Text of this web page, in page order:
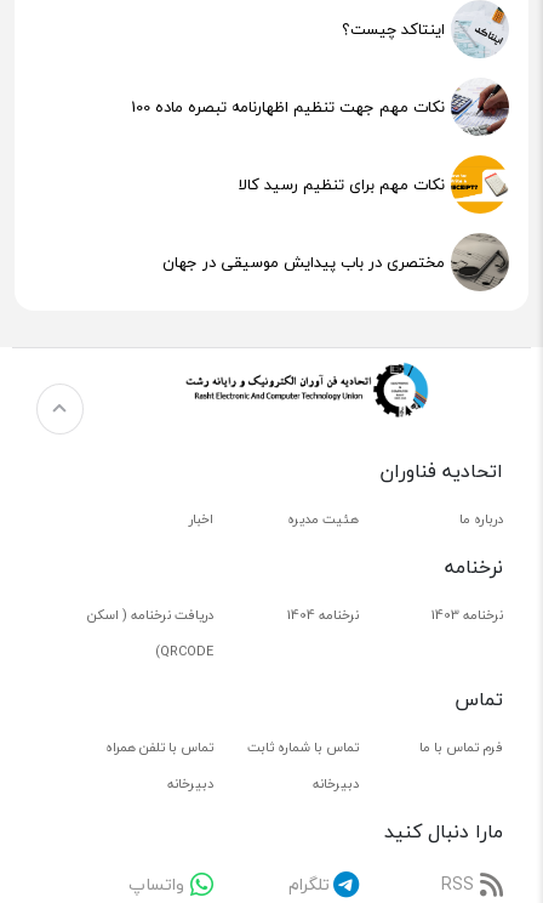
اینتاکد چیست؟
نکات مهم جهت تنظیم اظهارنامه تبصره ماده 100
نکات مهم برای تنظیم رسید کالا
مختصری در باب پیدایش موسیقی در جهان
اتحادیه فناوران
درباره ما هئیت مدیره اخبار
نرخنامه
نرخنامه 1403 نرخنامه 1404
دریافت نرخنامه ( اسکن
QRCODE)
تماس
فرم تماس با ما
تماس با شماره ثابت
دبیرخانه
تماس با تلفن همراه
دبیرخانه
مارا دنبال کنید
RSS تلگرام واتساپ